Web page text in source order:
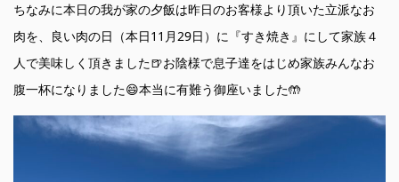
ちなみに本日の我が家の夕飯は昨日のお客様より頂いた立派なお
肉を、良い肉の日（本日11月29日）に『すき焼き』にして家族４
人で美味しく頂きました🍺お陰様で息子達をはじめ家族みんなお
腹一杯になりました😄本当に有難う御座いました🤲